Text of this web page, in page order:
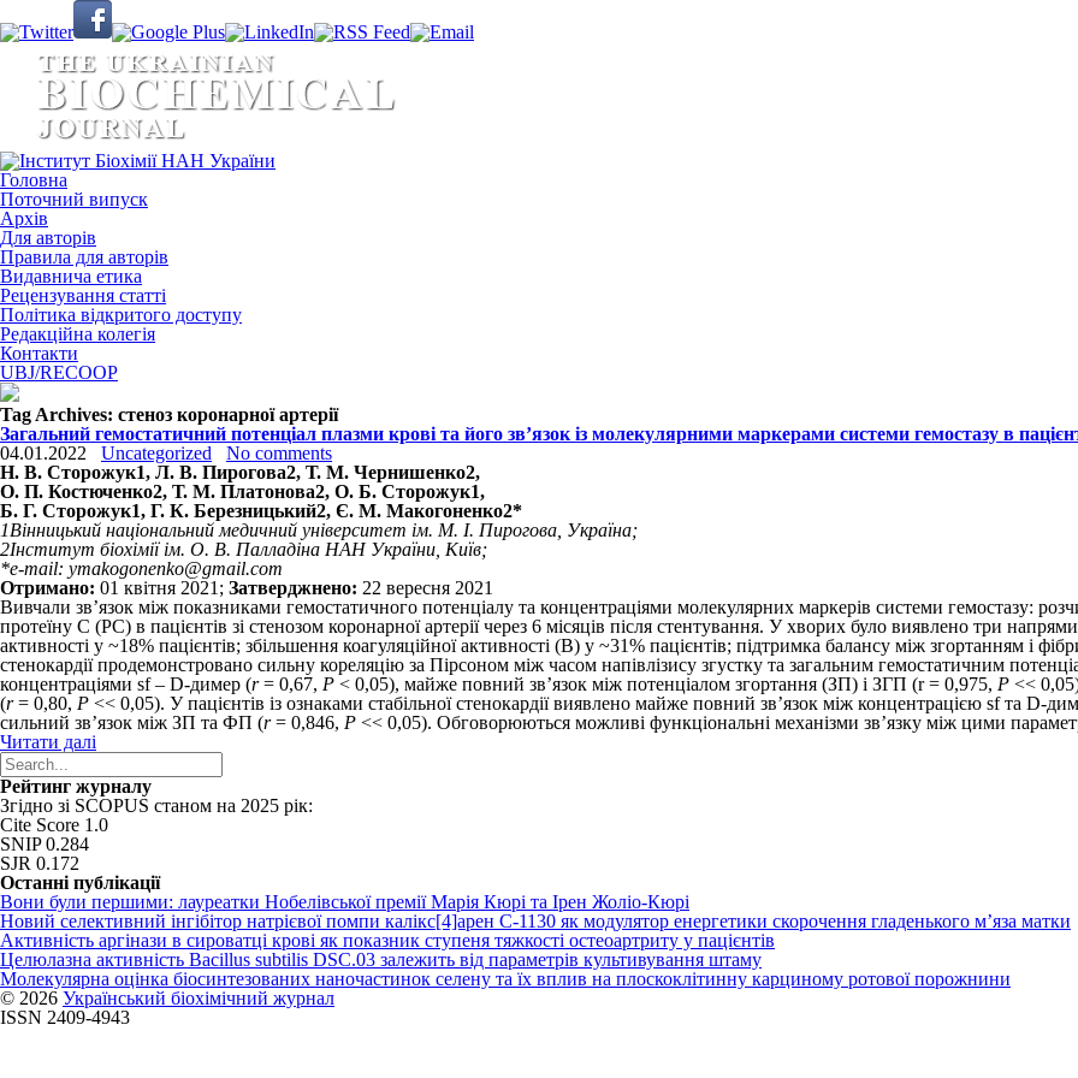
Головна
Поточний випуск
Архів
Для авторів
Правила для авторів
Видавнича етика
Рецензування статті
Політика відкритого доступу
Редакційна колегія
Контакти
UBJ/RECOOP
Tag Archives: стеноз коронарної артерії
Загальний гемостатичний потенціал плазми крові та його зв’язок із молекулярними маркерами системи гемостазу в
04.01.2022
Uncategorized
No comments
Н. B. Сторожук1, Л. В. Пирогова2, Т. М. Чернишенко2,
О. П. Костюченко2, Т. М. Платонова2, О. Б. Сторожук1,
Б. Г. Сторожук1, Г. К. Березницький2, Є. М. Макогоненко2*
1Вінницький національний медичний університет ім. М. І. Пирогова, Україна;
2Інститут біохімії ім. О. В. Палладіна НАН України, Київ;
*e-mail: ymakogonenko@gmail.com
Отримано: 01 квітня 2021; Затверджнено: 22 вересня 2021
Вивчали зв’язок між показниками гемостатичного потенціалу та концентраціями молекулярних маркерів системи гемостазу:
протеїну C (PC) в пацієнтів зі стенозом коронарної артерії через 6 місяців після стентування. У хворих було виявлено три
активності у ~18% пацієнтів; збільшення коагуляційної активності (В) у ~31% пацієнтів; підтримка балансу між згортанням і
стенокардії продемонстровано сильну кореляцію за Пірсоном між часом напівлізису згустку та загальним гемостатичним
концентраціями sf – D-димер (r= 0,67, P < 0,05), майже повний зв’язок між потенціалом згортання (ЗП) і ЗГП (r = 0,975, P <<
(r= 0,80, P << 0,05). У пацієнтів із ознаками стабільної стенокардії виявлено майже повний зв’язок між концентрацією sf та D-
сильний зв’язок між ЗП та ФП (r= 0,846, P << 0,05). Обговорюються можливі функціональні механізми зв’язку між цими
Читати далі
Рейтинг журналу
Згідно зі SCOPUS станом на 2025 рік:
Cite Score 1.0
SNIP 0.284
SJR 0.172
Останні публікації
Вони були першими: лауреатки Нобелівської премії Марія Кюрі та Ірен Жоліо-Кюрі
Новий cелективний інгібітор натрієвої помпи калікс[4]арен C-1130 як модулятор енергетики скорочення гладенького м’яза матки
Активність аргінази в сироватці крові як показник ступеня тяжкості остеоартриту у пацієнтів
Целюлазна активність Bacillus subtilis DSC.03 залежить від параметрів культивування штаму
Молекулярна оцінка біосинтезованих наночастинок селену та їх вплив на плоскоклітинну карциному ротової порожнини
© 2026 Український біохімічний журнал
ISSN 2409-4943